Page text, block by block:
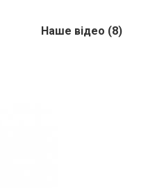
Наше відео (8)